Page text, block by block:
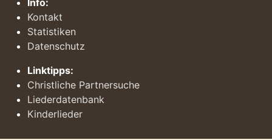
Info:
Kontakt
Statistiken
Datenschutz
Linktipps:
Christliche Partnersuche
Liederdatenbank
Kinderlieder